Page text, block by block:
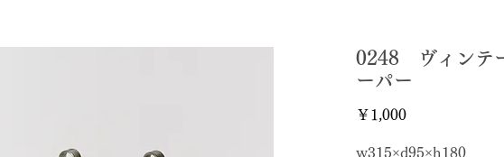
0248 ヴィンテ
ーパー
￥1,000価
w315×d95×h180